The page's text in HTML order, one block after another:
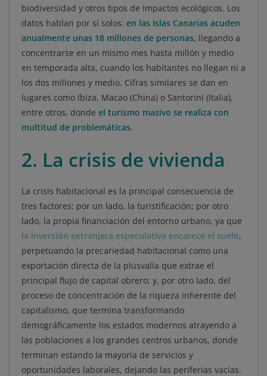
biodiversidad y otros tipos de impactos ecológicos. Los
datos hablan por sí solos: en las Islas Canarias acuden
anualmente unas 18 millones de personas, llegando a
concentrarse en un mismo mes hasta millón y medio
en temporada alta, cuando los habitantes no llegan ni a
los dos millones y medio. Cifras similares se dan en
lugares como Ibiza, Macao (China) o Santorini (Italia),
entre otros, donde el turismo masivo se realiza con
multitud de problemáticas.
2. La crisis de vivienda
La crisis habitacional es la principal consecuencia de
tres factores: por un lado, la turistificación; por otro
lado, la propia financiación del entorno urbano, ya que
la inversión extranjera especulativa encarece el suelo,
perpetuando la precariedad habitacional como una
exportación directa de la plusvalía que extrae el
principal flujo de capital obrero; y, por otro lado, del
proceso de concentración de la riqueza inherente del
capitalismo, que termina transformando
demográficamente los estados modernos atrayendo a
las poblaciones a los grandes centros urbanos, donde
terminan estando la mayoría de servicios y
oportunidades laborales, dejando las periferias vacías.